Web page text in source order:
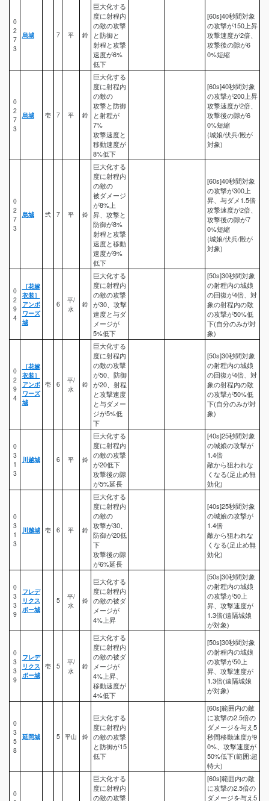
0
2
7
3
烏城 7 平 鈴
巨大化する
度に射程内
の敵の攻撃
と防御と
射程と攻撃
速度が6%
低下
[60s]40秒間対象
の攻撃が150上昇
攻撃速度が2倍、
攻撃後の隙が6
0%短縮
0
2
7
3
烏城 壱 7 平 鈴
巨大化する
度に射程内
の敵の
攻撃と防御
と射程が
7%
攻撃速度と
移動速度が
8%低下
[60s]40秒間対象
の攻撃が200上昇
攻撃速度が2倍、
攻撃後の隙が6
0%短縮
(城娘/伏兵/殿が
対象)
0
2
7
3
烏城 弐 7 平 鈴
巨大化する
度に射程内
の敵の
被ダメージ
が8%上
昇、攻撃と
防御が8%
射程と攻撃
速度と移動
速度が9%
低下
[60s]40秒間対象
の攻撃が300上
昇、与ダメ1.5倍
攻撃速度が2倍、
攻撃後の隙が7
0%短縮
(城娘/伏兵/殿が
対象)
0
2
9
4
［花嫁
衣装］
アンボ
ワーズ
城
6
平/
水
鈴
巨大化する
度に射程内
の敵の攻撃
が30、攻撃
速度と与ダ
メージが
5%低下
[50s]30秒間対象
の射程内の城娘
の回復が4倍、対
象の射程内の敵
の攻撃が50%低
下(自分のみが対
象)
0
2
9
4
［花嫁
衣装］
アンボ
ワーズ
城
壱 6
平/
水
鈴
巨大化する
度に射程内
の敵の攻撃
が50、防御
が20、射程
と攻撃速度
と与ダメー
ジが5%低
下
[50s]30秒間対象
の射程内の城娘
の回復が4倍、対
象の射程内の敵
の攻撃が50%低
下(自分のみが対
象)
0
3
1
3
川越城 6 平 鈴
巨大化する
度に射程内
の敵の攻撃
が20低下
攻撃後の隙
が5%延長
[40s]25秒間対象
の城娘の攻撃が
1.4倍
敵から狙われな
くなる(足止め無
効化)
0
3
1
3
川越城 壱 6 平 鈴
巨大化する
度に射程内
の敵の
攻撃が30、
防御が20低
下
攻撃後の隙
が6%延長
[40s]25秒間対象
の城娘の攻撃が
1.4倍
敵から狙われな
くなる(足止め無
効化)
0
3
3
9
フレデ
リクス
ボー城
5
平/
水
鈴
巨大化する
度に射程内
の敵の被ダ
メージが
4%上昇
[50s]30秒間対象
の射程内の城娘
の攻撃が50上
昇、攻撃速度が
1.3倍(遠隔城娘
が対象)
0
3
3
9
フレデ
リクス
ボー城
壱 5
平/
水
鈴
巨大化する
度に射程内
の敵の被ダ
メージが
4%上昇、
移動速度が
4%低下
[50s]30秒間対象
の射程内の城娘
の攻撃が50上
昇、攻撃速度が
1.3倍(遠隔城娘
が対象)
0
3
5
8
延岡城 5 平山 鈴
巨大化する
度に射程内
の敵の攻撃
と防御が15
低下
[60s]範囲内の敵
に攻撃の2.5倍の
ダメージを与え5
秒間移動速度が9
0%、攻撃速度が
50%低下(範囲:超
特大)
0
巨大化する
度に射程内
の敵の攻撃
[60s]範囲内の敵
に攻撃の2.5倍の
ダメージを与え5